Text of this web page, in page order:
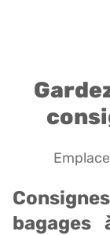
bagages